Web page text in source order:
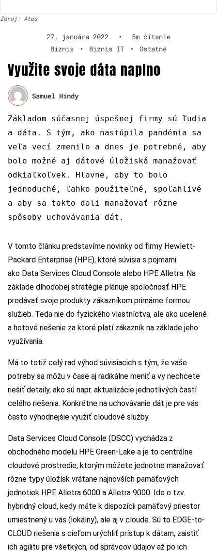
Zdroj: Atos
27. januára 2022 •
5m čítanie
Biznis
• Biznis IT • Ostatné
Využite svoje dáta naplno
Samuel Hindy
Základom súčasnej úspešnej firmy sú ľudia
a dáta. S tým, ako nastúpila pandémia sa
veľa vecí zmenilo a dnes je potrebné, aby
bolo možné aj dátové úložiská manažovať
odkiaľkoľvek. Hlavne, aby to bolo
jednoduché, ľahko použiteľné, spoľahlivé
a aby sa takto dali manažovať rôzne
spôsoby uchovávania dát.
V tomto článku predstavíme novinky od firmy Hewlett-
Packard Enterprise (HPE), ktoré súvisia s pojmami
ako Data Services Cloud Console alebo HPE Alletra. Na
základe dlhodobej stratégie plánuje spoločnosť HPE
predávať svoje produkty zákazníkom primárne formou
služieb. Teda nie do fyzického vlastníctva, ale ako ucelené
a hotové riešenie za ktoré platí zákazník na základe jeho
využívania.
Má to totiž celý rad výhod súvisiacich s tým, že vaše
potreby sa môžu v čase aj radikálne meniť a vy nechcete
riešiť detaily, ako sú napr. aktualizácie jednotlivých častí
celého riešenia. Konkrétne na uchovávanie dát je pre vás
často výhodnejšie využiť cloudové služby.
Data Services Cloud Console (DSCC) vychádza z
obchodného modelu HPE Green-Lake a je to centrálne
cloudové prostredie, ktorým môžete jednotne manažovať
rôzne typy úložísk vrátane najnovších pamäťových
jednotiek HPE Alletra 6000 a Alletra 9000. Ide o tzv.
hybridný cloud, kedy máte k dispozícii pamäťový priestor
umiestnený u vás (lokálny), ale aj v cloude. Sú to EDGE-to-
CLOUD riešenia s cieľom urýchliť prístup k dátam, zaistiť
ich agilitu pre všetkých, od správcov údajov až po ich